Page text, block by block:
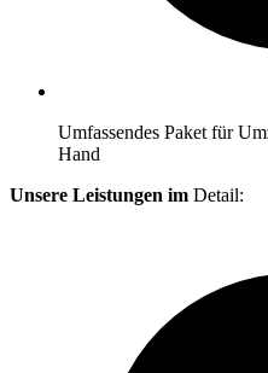
Umfassendes Paket für
Hand
Unsere Leistungen im Detail: